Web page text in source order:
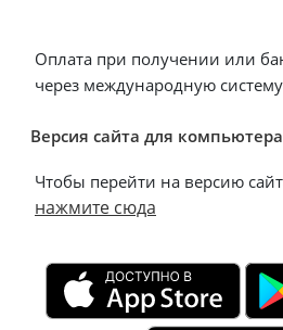
Оплата при получении или
через международную
Версия сайта для компьютера
Чтобы перейти на версию
нажмите сюда